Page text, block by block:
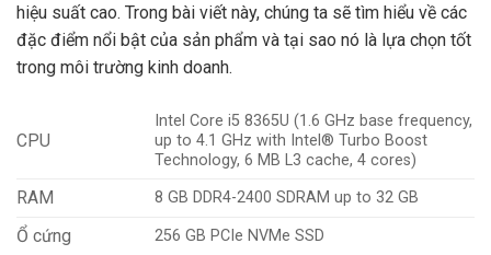
hiệu suất cao. Trong bài viết này, chúng ta sẽ tìm hiểu về các
đặc điểm nổi bật của sản phẩm và tại sao nó là lựa chọn tốt
trong môi trường kinh doanh.
CPU
Intel Core i5 8365U (1.6 GHz base frequency,
up to 4.1 GHz with Intel® Turbo Boost
Technology, 6 MB L3 cache, 4 cores)
RAM 8 GB DDR4-2400 SDRAM up to 32 GB
Ổ cứng 256 GB PCIe NVMe SSD